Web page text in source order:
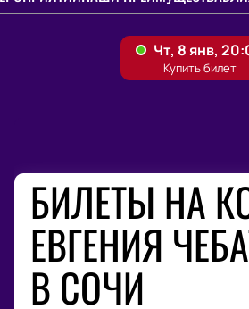
БИЛЕТЫ НА
ЕВГЕНИЯ
В СОЧИ